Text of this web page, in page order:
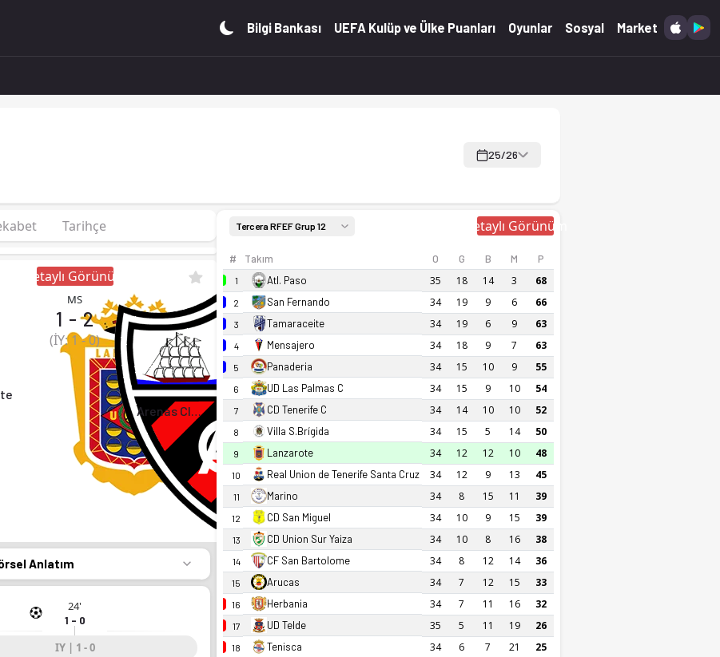
48 puan. Kadro, fikstür ve canlı skor Ofsayt'ta.
Bilgi Bankası UEFA Kulüp ve Ülke Puanları Oyunlar Sosyal Market
25/26
Tarihçe
Detaylı Görünüm
MS
1 - 2
(İY:1-0)
Anlatım
24'
1 - 0
IY | 1 - 0
Tercera RFEF Grup 12 Detaylı Görünüm
# Takım O G B M P
1 Atl. Paso 35 18 14 3 68
2 San Fernando 34 19 9 6 66
3 Tamaraceite 34 19 6 9 63
4 Mensajero 34 18 9 7 63
5 Panaderia 34 15 10 9 55
6 UD Las Palmas C 34 15 9 10 54
7 CD Tenerife C 34 14 10 10 52
8 Villa S.Brígida 34 15 5 14 50
9 Lanzarote 34 12 12 10 48
10 Real Union de Tenerife Santa Cruz 34 12 9 13 45
11 Marino 34 8 15 11 39
12 CD San Miguel 34 10 9 15 39
13 CD Union Sur Yaiza 34 10 8 16 38
14 CF San Bartolome 34 8 12 14 36
15 Arucas 34 7 12 15 33
16 Herbania 34 7 11 16 32
17 UD Telde 35 5 11 19 26
18 Tenisca 34 6 7 21 25